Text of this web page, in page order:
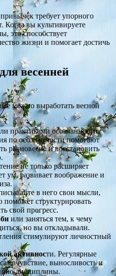
требует упорного
Когда вы культивируете
это способствует
жизни и помогает достичь
весенней
можно выработать весной
практиками осознанности.
по осознанности помогают
равновесие и восстановить
не только расширяет
ум, развивает воображение и
в него свои мысли,
структурировать
свой прогресс.
или заняться тем, к чему
но вы откладывали.
стимулируют личностный
активности. Регулярные
выносливость и
дисциплины.